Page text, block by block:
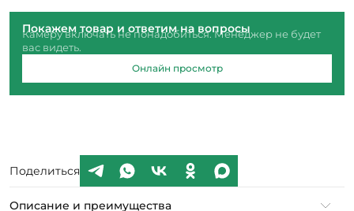
Покажем товар и ответим на вопросы
Камеру включать не понадобиться. Менеджер не будет
вас видеть.
Онлайн просмотр
Поделиться
Описание и преимущества